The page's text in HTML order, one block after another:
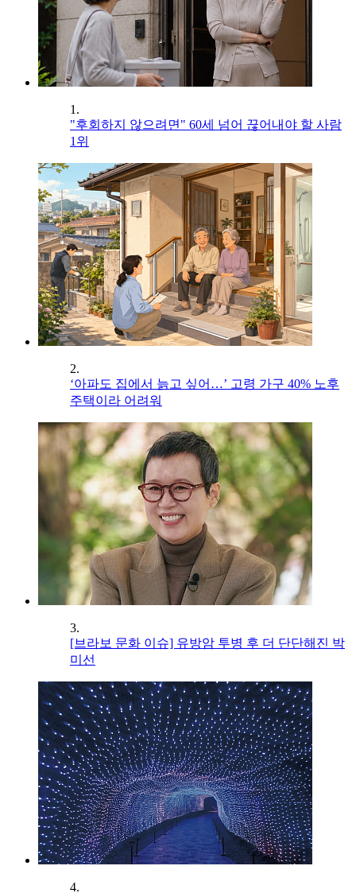
1.
"후회하지 않으려면" 60세 넘어 끊어내야 할 사람
1위
2.
‘아파도 집에서 늙고 싶어…’ 고령 가구 40% 노후
주택이라 어려워
3.
[브라보 문화 이슈] 유방암 투병 후 더 단단해진 박
미선
4.